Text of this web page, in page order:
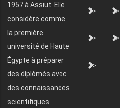
1957 à Assiut. Elle
considère comme
la première
université de Haute
Égypte à préparer
des diplômés avec
des connaissances
scientifiques.
"> ">
"> ">
">